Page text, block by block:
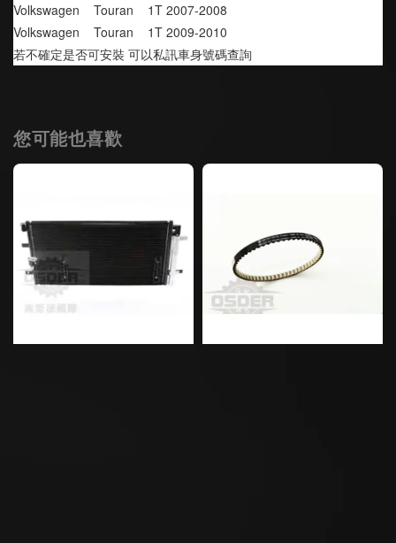
Volkswagen    Touran    1T 2007-2008
Volkswagen    Touran    1T 2009-2010
若不確定是否可安裝 可以私訊車身號碼查詢
您可能也喜歡